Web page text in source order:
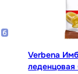
Verbena
леденцовая